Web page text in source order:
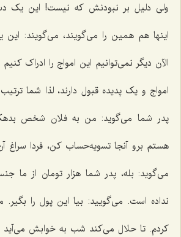
ولی دلیل بر نبودنش که نیست! این یک
اینها هم همین را می‌گویند، می‌گویند:
الآن دیگر نمی‌توانیم این امواج را ادراک
امواج و یک پدیده قبول دارند، لذا شما
پدر شما می‌گوید: من به فلان شخص
هستم برو آنجا تسویه‌حساب کن، فردا
می‌گوید: بله، پدر شما هزار تومان از ما
نداده است. می‌گویید: بیا این پول را
کردم. تا حلال می‌کند شب به خوابش